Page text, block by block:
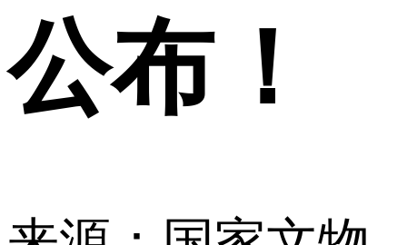
公布！